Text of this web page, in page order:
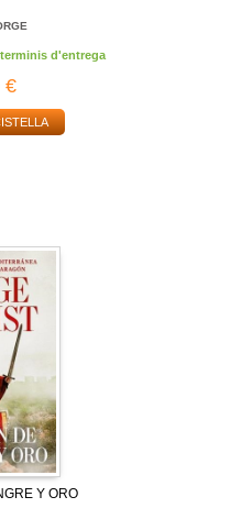
d'entrega
€
Y ORO